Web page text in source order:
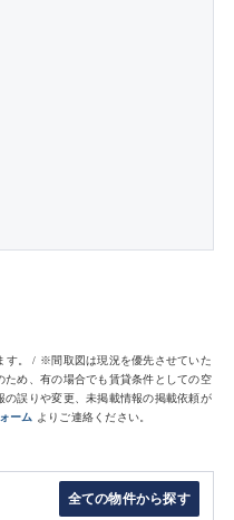
す。 / ※間取図は現況を優先させていた
め、有の場合でも賃貸条件としての空
誤りや変更、未掲載情報の掲載依頼が
ーム よりご連絡ください。
全ての物件から探す